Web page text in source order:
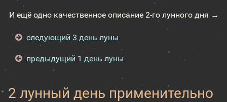
И ещё одно качественное описание 2-го лунного дня →
следующий 3 день луны
предыдущий 1 день луны
2 лунный день применительно